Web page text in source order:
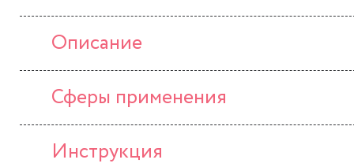
Описание
Сферы применения
Инструкция